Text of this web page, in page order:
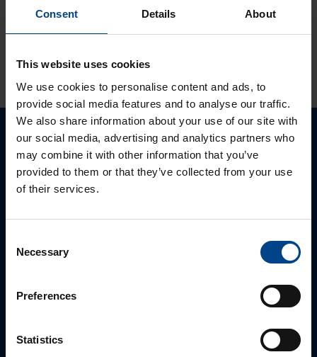
Consent Details About
This website uses cookies
We use cookies to personalise content and ads, to
provide social media features and to analyse our traffic.
We also share information about your use of our site with
our social media, advertising and analytics partners who
may combine it with other information that you’ve
provided to them or that they’ve collected from your use
of their services.
Selection
Necessary
Preferences
Statistics
KATSO LISÄÄ ARTIKKELEITA
Ota yhteyttä!
Autamme mielellämme, jotta löydämme sinulle
sähköpostitse tai verkkolomakkeen kautta.